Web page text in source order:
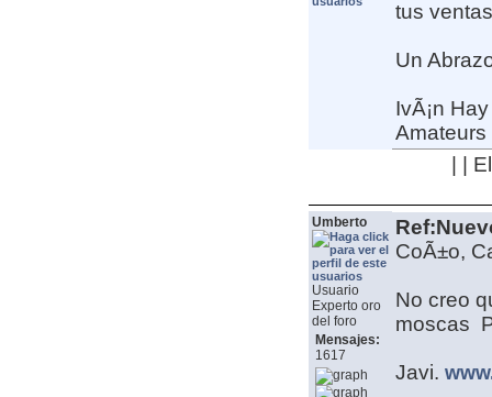
tus
Un
IvÃ¡n
Amateurs
| |
Umberto
Usuario
Experto oro
del foro
Mensajes:
1617
CoÃ±o,
No creo
moscas
Javi.